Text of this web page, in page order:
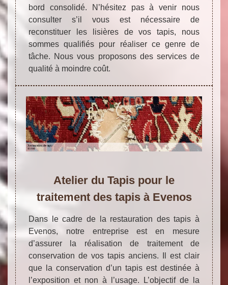
bord consolidé. N’hésitez pas à venir nous
consulter s’il vous est nécessaire de
reconstituer les lisières de vos tapis, nous
sommes qualifiés pour réaliser ce genre de
tâche. Nous vous proposons des services de
qualité à moindre coût.
Atelier du Tapis pour le
traitement des tapis à Evenos
Dans le cadre de la restauration des tapis à
Evenos, notre entreprise est en mesure
d’assurer la réalisation de traitement de
conservation de vos tapis anciens. Il est clair
que la conservation d’un tapis est destinée à
l’exposition et non à l’usage. L’objectif de la